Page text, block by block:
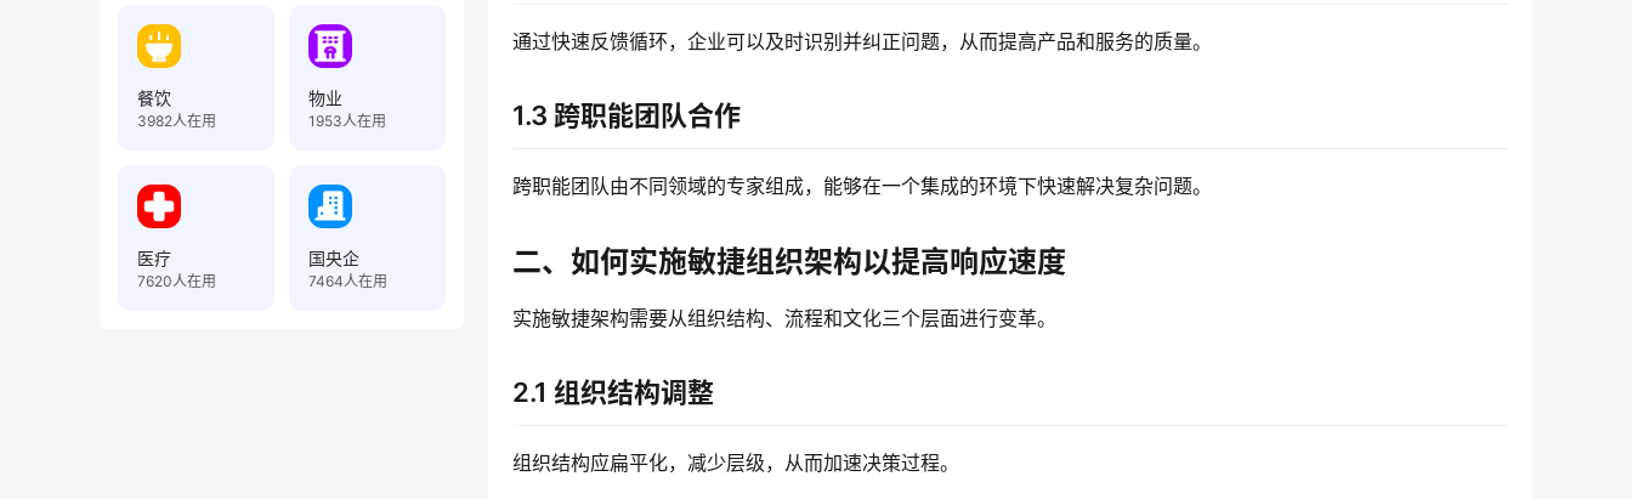
通过快速反馈循环，企业可以及时识别并纠正问题，从而提高产品和服务的质量。
1.3 跨职能团队合作
跨职能团队由不同领域的专家组成，能够在一个集成的环境下快速解决复杂问题。
二、如何实施敏捷组织架构以提高响应速度
实施敏捷架构需要从组织结构、流程和文化三个层面进行变革。
2.1 组织结构调整
组织结构应扁平化，减少层级，从而加速决策过程。
餐饮
3982人在用
物业
1953人在用
医疗
7620人在用
国央企
7464人在用